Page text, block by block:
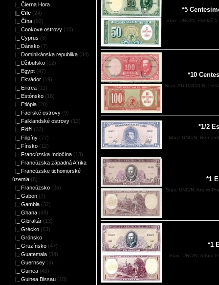
|_ Čierna Hora
|_ Čile (24)
|_ Čína (92)
|_ Cookove ostrovy (10)
|_ Cyprus (8)
|_ Dánsko (7)
|_ Dominikánska republika (34)
|_ Džibutsko (12)
|_ Egypt (47)
|_ Ekvádor (19)
|_ Eritrea (11)
|_ Estónsko (18)
|_ Etiópia (20)
|_ Faerské ostrovy (9)
|_ Falklandské ostrovy (13)
|_ Fidži (33)
|_ Filipíny (77)
|_ Fínsko (12)
|_ Francúzska Indočína (13)
|_ Francúzska západná Afrika
|_ Francúzske tichomorské
územia (8)
|_ Francúzsko (26)
|_ Gabon (7)
|_ Gambia (32)
|_ Ghana (48)
|_ Gibraltár (13)
|_ Grécko (63)
|_ Grónsko
|_ Gruzínsko (47)
|_ Guatemala (34)
|_ Guernsey (6)
|_ Guinea (49)
|_ Guinea Bissau (18)
*5
Stav: UNC/N. Pretlač
*10
Stav: AU-UNC/0-N.
*1/2
Stav: UNC/N.
*1
Stav: UNC/N. Arturo
*1
Stav: UNC/N. Arturo